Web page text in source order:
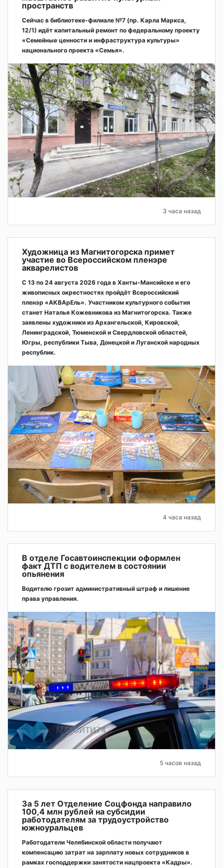
пространств
Сейчас в библиотеке-филиале №7 (пр. Карла Маркса,
12/1) идёт капитальный ремонт по федеральному проекту
«Семейные ценности и инфраструктура культуры»
национального проекта «Семья».
3 часа назад
Художница из Магнитогорска примет
участие во Всероссийском пленэре
акварелистов
С 13 по 24 августа 2026 года в Ханты-Мансийске и его
живописных окрестностях пройдёт Всероссийский
пленэр «АКВАрЕль». Участником культурного события
станет Наталья Кожевникова из Магнитогорска. Также
заявлены художники из Архангельской, Кировской,
Ленинградской, Тюменской и Свердловской областей,
Югры, республики Тыва, Донецкой и Луганской народных
республик.
4 часа назад
В отделе Госавтоинспекции оформлен
факт ДТП с водителем в состоянии
опьянения
Водителю грозит административный штраф и лишение
права управления.
5 часов назад
За 5 лет Отделение Соцфонда направило
100,4 млн рублей на субсидии
работодателям за трудоустройство
южноуральцев
Работодатели Челябинской области получают
компенсацию затрат на зарплату новых сотрудников в
рамках господдержки занятости нацпроекта «Кадры».